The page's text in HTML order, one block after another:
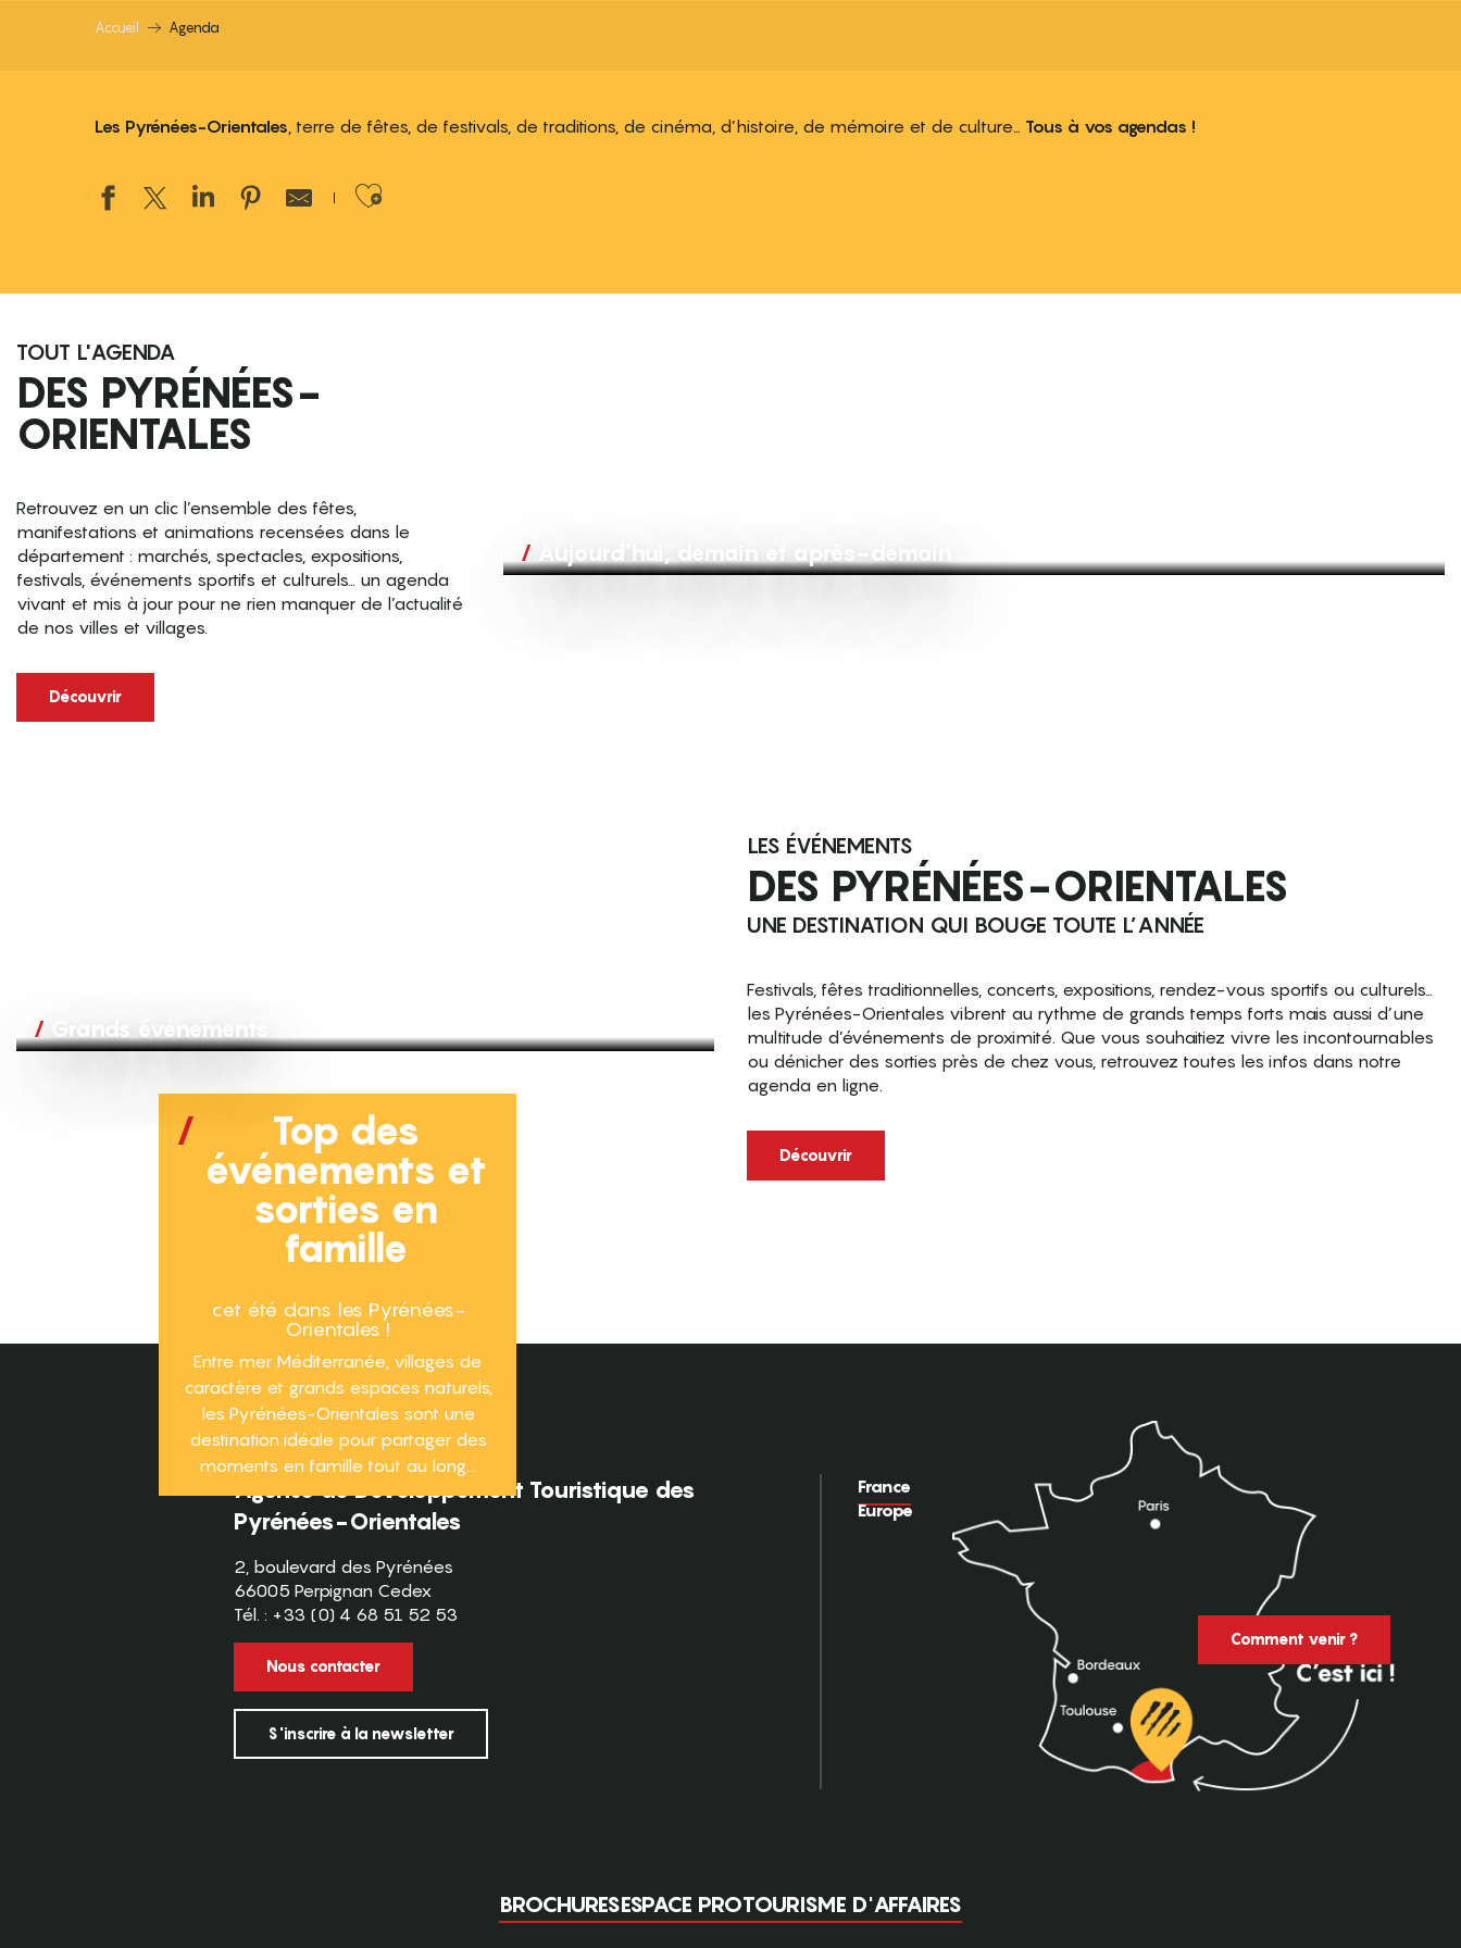
Accueil Agenda
Les Pyrénées-Orientales, terre de fêtes, de festivals, de traditions, de cinéma, d’histoire, de mémoire et de culture… Tous à vos agendas !
Ajouter aux favoris
TOUT L'AGENDA
DES PYRÉNÉES-
ORIENTALES
Retrouvez en un clic l’ensemble des fêtes,
manifestations et animations recensées dans le
département : marchés, spectacles, expositions,
festivals, événements sportifs et culturels… un agenda
vivant et mis à jour pour ne rien manquer de l’actualité
de nos villes et villages.
Découvrir
Aujourd’hui, demain et après-demain
Grands événements
LES ÉVÉNEMENTS
DES PYRÉNÉES-ORIENTALES
UNE DESTINATION QUI BOUGE TOUTE L’ANNÉE
Festivals, fêtes traditionnelles, concerts, expositions, rendez-vous sportifs ou culturels…
les Pyrénées-Orientales vibrent au rythme de grands temps forts mais aussi d’une
multitude d’événements de proximité. Que vous souhaitiez vivre les incontournables
ou dénicher des sorties près de chez vous, retrouvez toutes les infos dans notre
agenda en ligne.
Découvrir
Top des
événements et
sorties en
famille
cet été dans les Pyrénées-
Orientales !
Entre mer Méditerranée, villages de
caractère et grands espaces naturels,
les Pyrénées-Orientales sont une
destination idéale pour partager des
moments en famille tout au long...
Agence de Développement Touristique des
Pyrénées-Orientales
2, boulevard des Pyrénées
66005 Perpignan Cedex
Tél. : +33 (0) 4 68 51 52 53
Nous contacter
S'inscrire à la newsletter
France
Europe
Comment venir ?
BROCHURESESPACE PROTOURISME D'AFFAIRES